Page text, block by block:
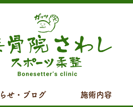
せ・ブログ 施術内容